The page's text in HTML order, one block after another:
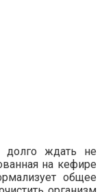
долго ждать не
на кефире
общее